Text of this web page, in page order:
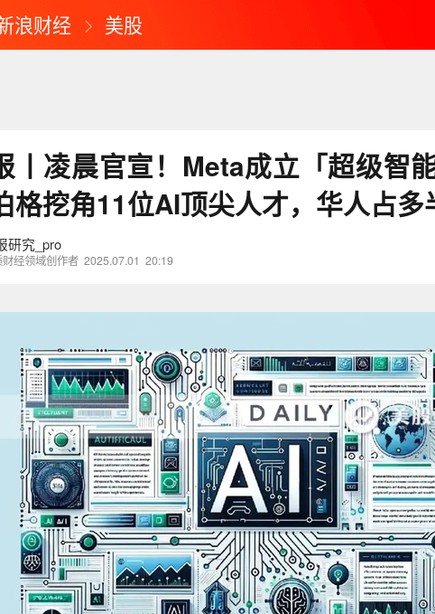
浪财经 美股
丨凌晨官宣！Meta成立「超级智能
格挖角11位AI顶尖人才，华人占多
研究_pro
经领域创作者 2025.07.01 20:19